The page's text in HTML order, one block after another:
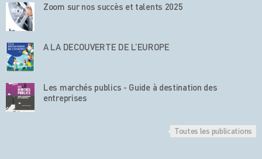
Zoom sur nos succès et talents 2025
A LA DECOUVERTE DE L’EUROPE
Les marchés publics - Guide à destination des
entreprises
Toutes les publications